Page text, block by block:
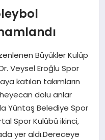
Büyükler Kulüp
Veysel Eroğlu Spor
katılan takımların
dolu anlar
Yüntaş Belediye Spor
Spor Kulübü ikinci,
yer aldı.Dereceye